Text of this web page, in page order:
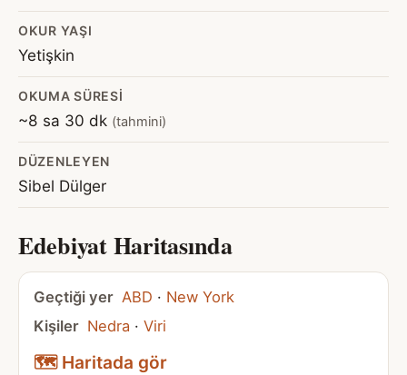
OKUR YAŞI
Yetişkin
OKUMA SÜRESI
~8 sa 30 dk (tahmini)
DÜZENLEYEN
Sibel Dülger
Edebiyat Haritasında
Geçtiği yer ABD · New York
Kişiler Nedra · Viri
🗺️ Haritada gör